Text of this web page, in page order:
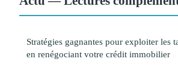
Stratégies gagnantes pour exploiter les
en renégociant votre crédit immobilier